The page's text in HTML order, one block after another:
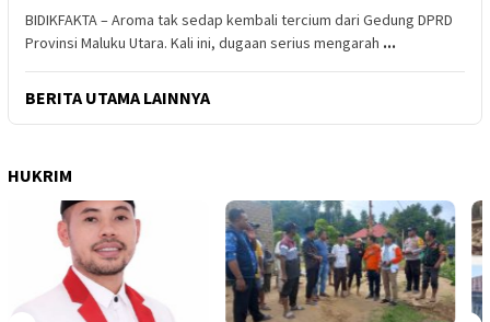
BIDIKFAKTA – Aroma tak sedap kembali tercium dari Gedung DPRD
Provinsi Maluku Utara. Kali ini, dugaan serius mengarah ...
BERITA UTAMA LAINNYA
HUKRIM